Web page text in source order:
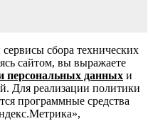
сбора технических
сайтом, вы выражаете
персональных данных и
Для реализации политики
программные средства